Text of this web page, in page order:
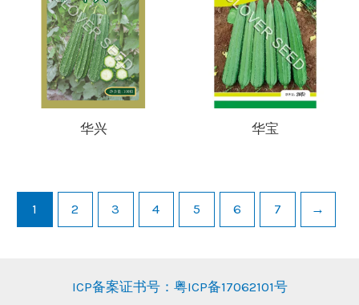
华兴 华宝
1 2 3 4 5 6 7 →
ICP备案证书号：粤ICP备17062101号